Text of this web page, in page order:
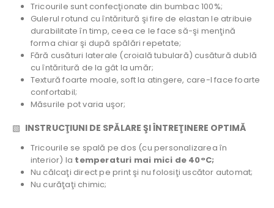
Tricourile sunt confecţionate din bumbac 100%;
Gulerul rotund cu întăritură şi fire de elastan le atribuie
durabilitate în timp, ceea ce le face să-şi menţină
forma chiar şi după spălări repetate;
Fără cusături laterale (croială tubulară) cusătură dublă
cu întăritură de la gât la umăr;
Textură foarte moale, soft la atingere, care-l face foarte
confortabil;
Măsurile pot varia uşor;
▧ INSTRUCŢIUNI DE SPĂLARE ŞI ÎNTREŢINERE OPTIMĂ
Tricourile se spală pe dos (cu personalizarea în
interior) la temperaturi mai mici de 40°C;
Nu călcaţi direct pe print şi nu folosiţi uscător automat;
Nu curăţaţi chimic;